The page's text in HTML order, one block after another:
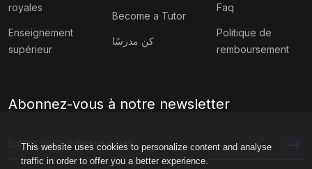
This website uses cookies to personalize content and analyse
traffic in order to offer you a better experience.
royales
Enseignement
supérieur
Become a Tutor
كن مدرسًا
Faq
Politique de
remboursement
Abonnez-vous à notre newsletter